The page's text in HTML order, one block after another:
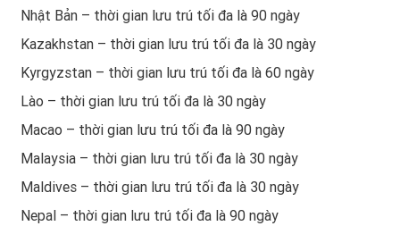
Nhật Bản – thời gian lưu trú tối đa là 90 ngày
Kazakhstan – thời gian lưu trú tối đa là 30 ngày
Kyrgyzstan – thời gian lưu trú tối đa là 60 ngày
Lào – thời gian lưu trú tối đa là 30 ngày
Macao – thời gian lưu trú tối đa là 90 ngày
Malaysia – thời gian lưu trú tối đa là 30 ngày
Maldives – thời gian lưu trú tối đa là 30 ngày
Nepal – thời gian lưu trú tối đa là 90 ngày